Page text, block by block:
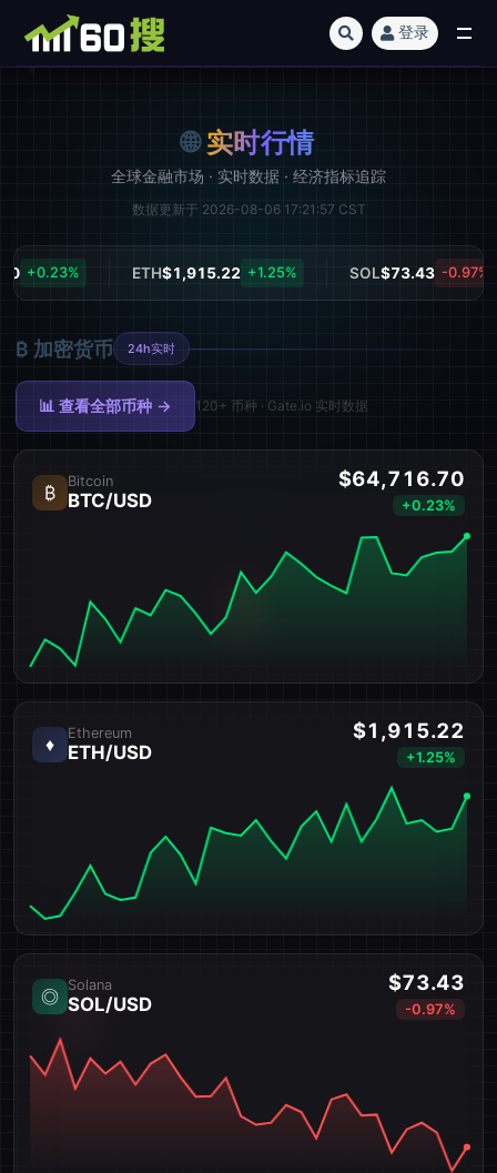
登录
🌐实时行情
全球金融市场 · 实时数据 · 经济指标追踪
数据更新于 2026-08-06 17:21:57 CST
+0.23% ETH$1,915.22 +1.25% SOL$73.43 -0.97%
₿ 加密货币 24h实时
📊 查看全部币种 → 120+ 币种 · Gate.io 实时数据
₿
Bitcoin
BTC/USD
$64,716.70
+0.23%
♦
Ethereum
ETH/USD
$1,915.22
+1.25%
◎
Solana
SOL/USD
$73.43
-0.97%